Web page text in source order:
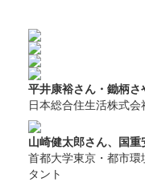
平井康裕さん・鋤柄さ
日本総合住生活株式
山崎健太郎さん、国重
首都大学東京・都市
タント